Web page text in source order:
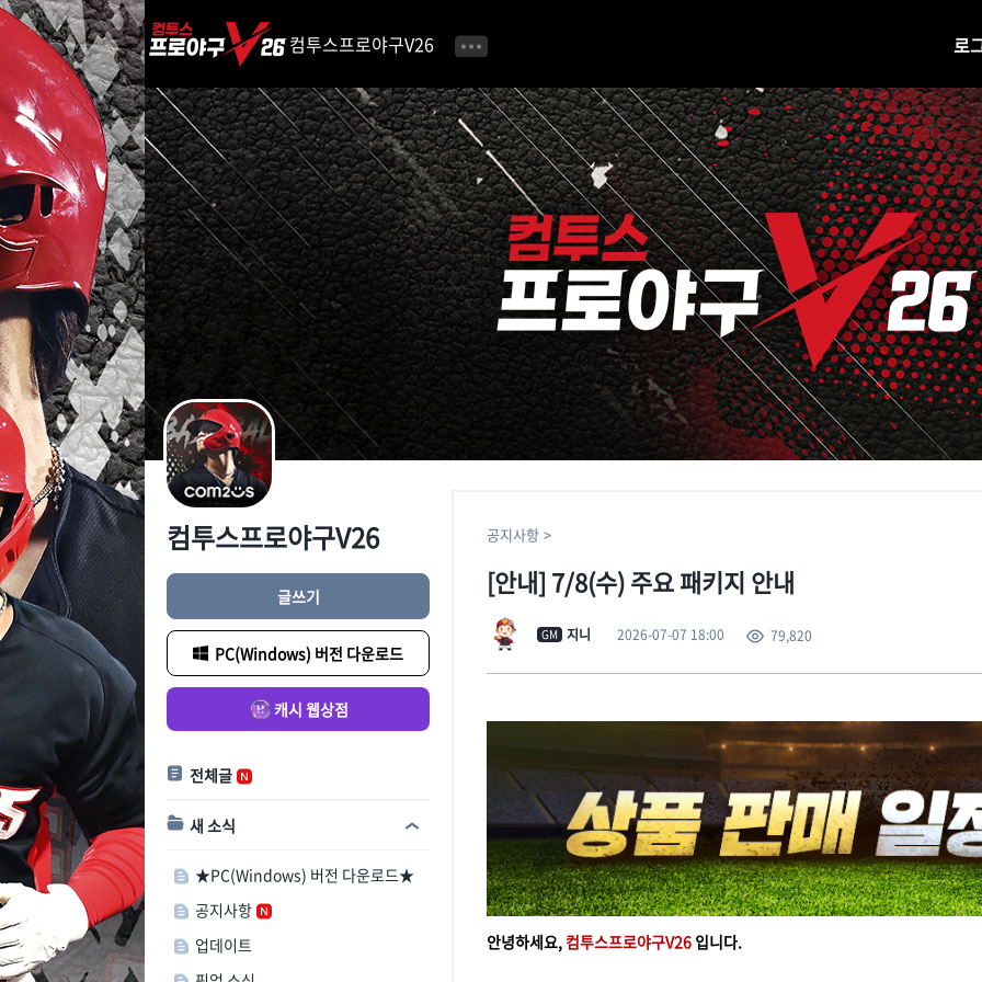
i
p
C
o
n
t
e
n
t
컴투스프로야구V26
공지사항 업데이트 진행 중 이벤트 H캐시 웹상점 바로가기
로
컴투스프로야구V26
글쓰기
PC(Windows) 버전 다운로드
캐시 웹상점
전체글
새 소식
★PC(Windows) 버전 다운로드★
공지사항
업데이트
공지사항
[안내] 7/8(수) 주요 패키지 안내
GM 지니 2026-07-07 18:00 79,820
안녕하세요, 컴투스프로야구V26 입니다.